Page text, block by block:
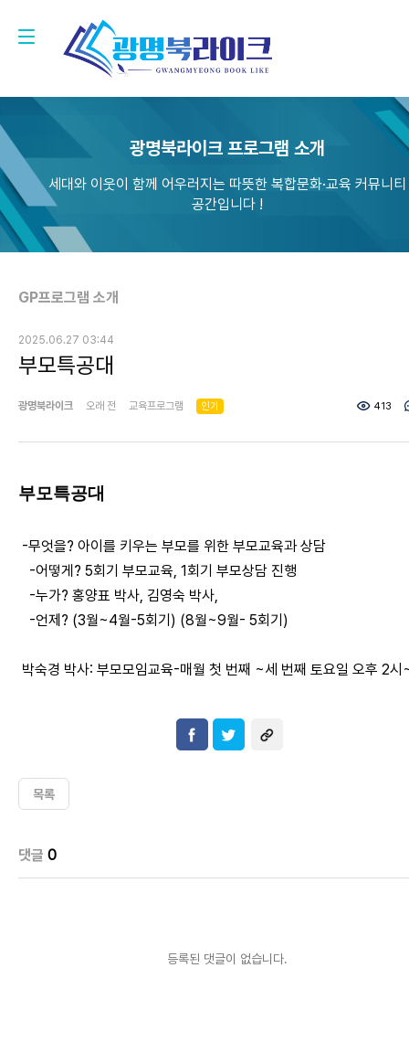
광명북라이크 프로그램 소개
세대와 이웃이 함께 어우러지는 따뜻한 복합문화·교육 커뮤니티
공간입니다 !
GP프로그램 소개
2025.06.27 03:44
부모특공대
광명북라이크 오래 전 교육프로그램 인기 413
부모특공대
-무엇을? 아이를 키우는 부모를 위한 부모교육과 상담
-어떻게? 5회기 부모교육, 1회기 부모상담 진행
-누가? 홍양표 박사, 김영숙 박사,
-언제? (3월~4월-5회기) (8월~9월- 5회기)
박숙경 박사: 부모모임교육-매월 첫 번째 ~세 번째 토요일 오후 2
목록
댓글 0
등록된 댓글이 없습니다.